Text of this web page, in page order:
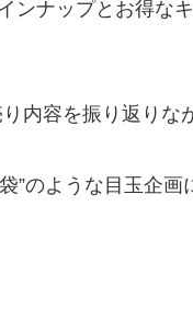
ンナップとお得な
内容を振り返りな
”のような目玉企画